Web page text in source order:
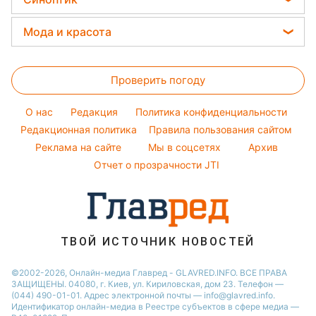
Алла Пугачева
Максим Галкин
Новости Тернополя
Новости Житомира
Новости Одессы
Праздничное меню
Народные приметы
Авто
Стирка
Денежная помощь
Тарифы
Курс валют
Прогноз погоды
Магнитные бури
Погода на сегодня
Погода на завтра
Пылевая буря
Мода и красота
Окрашивание волос
Красивый маникюр
Модные ошибки
Новости моды
Советы от Андре Тана
Проверить погоду
O нас Редакция
Политика конфиденциальности
Редакционная политика
Правила пользования сайтом
Реклама на сайте
Мы в соцсетях
Архив
Отчет о прозрачности JTI
ТВОЙ ИСТОЧНИК НОВОСТЕЙ
©2002-2026, Онлайн-медиа Главред - GLAVRED.INFO. ВСЕ ПРАВА
ЗАЩИЩЕНЫ. 04080, г. Киев, ул. Кириловская, дом 23. Телефон —
(044) 490-01-01. Адрес электронной почты — info@glavred.info.
Идентификатор онлайн-медиа в Реестре cубъектов в сфере медиа —